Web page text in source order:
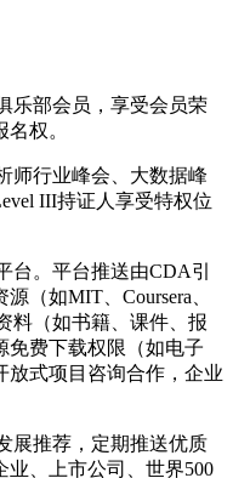
乐部会 员 ，享受会 员荣
名权。
师行业峰会、大数据峰
III持证 人享受特权位
台。平台推送由CDA引
源（如MIT Coursera
料（如书籍、 课件、 报
免费下载权限（如电子
放式项 目咨询合作，企业
展推荐，定期推送优质
业 、上市公司、世界500